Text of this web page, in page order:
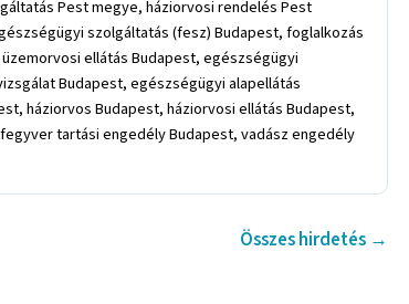
Pest megye, háziorvosi rendelés Pest
szolgáltatás (fesz) Budapest, foglalkozás
ellátás Budapest, egészségügyi
Budapest, egészségügyi alapellátás
háziorvos Budapest, háziorvosi ellátás Budapest,
tartási engedély Budapest, vadász engedély
Összes hirdetés →